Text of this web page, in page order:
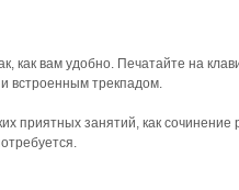
как вам удобно. Печатайте на
встроенным трекпадом.
приятных занятий, как сочинение